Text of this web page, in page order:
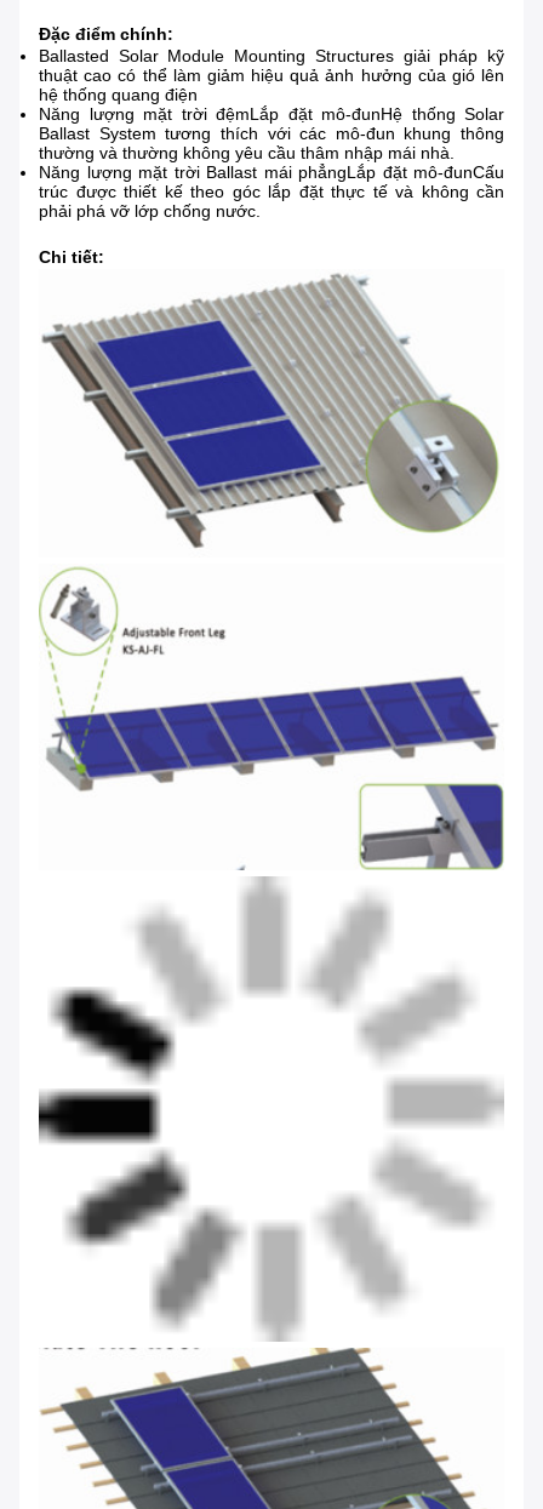
Đặc điểm chính:
Ballasted Solar Module Mounting Structures giải pháp kỹ
thuật cao có thể làm giảm hiệu quả ảnh hưởng của gió lên
hệ thống quang điện
Năng lượng mặt trời đệmLắp đặt mô-đunHệ thống Solar
Ballast System tương thích với các mô-đun khung thông
thường và thường không yêu cầu thâm nhập mái nhà.
Năng lượng mặt trời Ballast mái phẳngLắp đặt mô-đunCấu
trúc được thiết kế theo góc lắp đặt thực tế và không cần
phải phá vỡ lớp chống nước.
Chi tiết: